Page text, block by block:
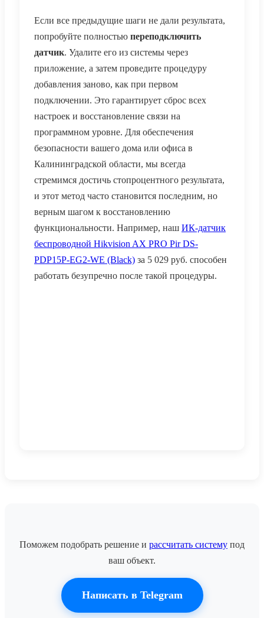
Если все предыдущие шаги не дали результата,
попробуйте полностью переподключить
датчик. Удалите его из системы через
приложение, а затем проведите процедуру
добавления заново, как при первом
подключении. Это гарантирует сброс всех
настроек и восстановление связи на
программном уровне. Для обеспечения
безопасности вашего дома или офиса в
Калининградской области, мы всегда
стремимся достичь стопроцентного результата,
и этот метод часто становится последним, но
верным шагом к восстановлению
функциональности. Например, наш ИК-датчик
беспроводной Hikvision AX PRO Pir DS-
PDP15P-EG2-WE (Black) за 5 029 руб. способен
работать безупречно после такой процедуры.
Поможем подобрать решение и рассчитать систему под
ваш объект.
Написать в Telegram